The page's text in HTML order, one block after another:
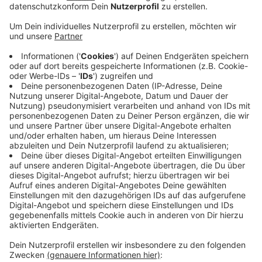
Veröffentlicht:Freitag, 12.04.2024 15:46
Anzeige
Der Kennzeichenhalter zeigt das Stadtlogo
und die Skyline von Vreden
Anzeige
Auf dem Kennzeichenhalter sind das Stadtlogo, die
Skyline von Vreden und der Claim "Vreden verbindet"
zu sehen. Auch die Autos der Stadtverwaltung sollen
künftig damit fahren. Es gibt die Kennzeichenhalter
beim Tourist-Info im KULT und auch imOnline-Shop
des Stadtmarketings Vreden.
Anzeige